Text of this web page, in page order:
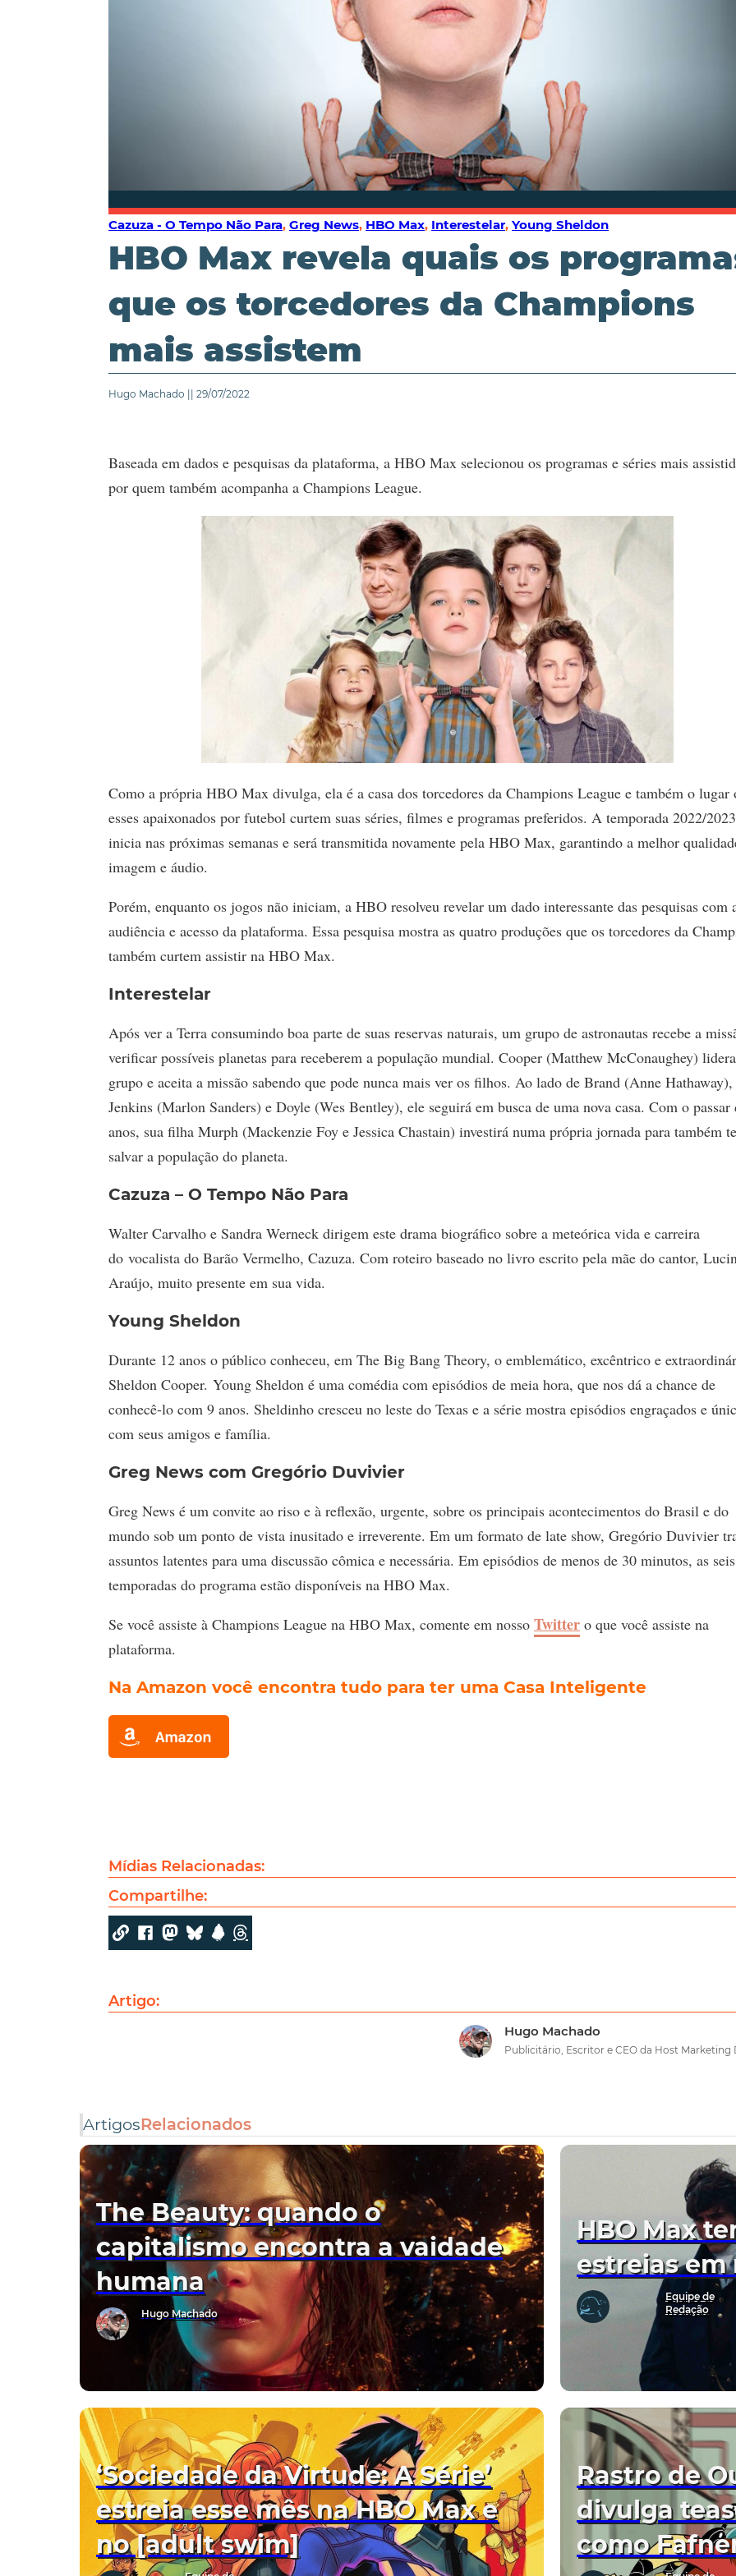
Cazuza - O Tempo Não Para, Greg News, HBO Max, Interestelar, Young Sheldon
HBO Max revela quais os
que os torcedores da Champions
mais assistem
Hugo Machado || 29/07/2022
Baseada em dados e pesquisas da plataforma, a HBO Max selecionou os programas e séries mais
por quem também acompanha a Champions League.
Como a própria HBO Max divulga, ela é a casa dos torcedores da Champions League e também o lugar
esses apaixonados por futebol curtem suas séries, filmes e programas preferidos. A temporada 2022/2023
inicia nas próximas semanas e será transmitida novamente pela HBO Max, garantindo a melhor
imagem e áudio.
Porém, enquanto os jogos não iniciam, a HBO resolveu revelar um dado interessante das pesquisas com
audiência e acesso da plataforma. Essa pesquisa mostra as quatro produções que os torcedores da
também curtem assistir na HBO Max.
Interestelar
Após ver a Terra consumindo boa parte de suas reservas naturais, um grupo de astronautas recebe a
verificar possíveis planetas para receberem a população mundial. Cooper (Matthew McConaughey)
grupo e aceita a missão sabendo que pode nunca mais ver os filhos. Ao lado de Brand (Anne Hathaway),
Jenkins (Marlon Sanders) e Doyle (Wes Bentley), ele seguirá em busca de uma nova casa. Com o passar
anos, sua filha Murph (Mackenzie Foy e Jessica Chastain) investirá numa própria jornada para também
salvar a população do planeta.
Cazuza – O Tempo Não Para
Walter Carvalho e Sandra Werneck dirigem este drama biográfico sobre a meteórica vida e carreira
do vocalista do Barão Vermelho, Cazuza. Com roteiro baseado no livro escrito pela mãe do cantor,
Araújo, muito presente em sua vida.
Young Sheldon
Durante 12 anos o público conheceu, em The Big Bang Theory, o emblemático, excêntrico e
Sheldon Cooper. Young Sheldon é uma comédia com episódios de meia hora, que nos dá a chance de
conhecê-lo com 9 anos. Sheldinho cresceu no leste do Texas e a série mostra episódios engraçados e
com seus amigos e família.
Greg News com Gregório Duvivier
Greg News é um convite ao riso e à reflexão, urgente, sobre os principais acontecimentos do Brasil e do
mundo sob um ponto de vista inusitado e irreverente. Em um formato de late show, Gregório Duvivier
assuntos latentes para uma discussão cômica e necessária. Em episódios de menos de 30 minutos, as seis
temporadas do programa estão disponíveis na HBO Max.
Se você assiste à Champions League na HBO Max, comente em nosso Twitter o que você assiste na
plataforma.
Na Amazon você encontra tudo para ter uma Casa Inteligente
Mídias Relacionadas:
Compartilhe:
Artigo:
Hugo Machado
Publicitário, Escritor e CEO da Host Marketing
ArtigosRelacionados
The Beauty: quando o
capitalismo encontra a vaidade
humana
Hugo Machado
HBO Max
estreias em
Equipe de
Redação
‘Sociedade da Virtude: A Série’
estreia esse mês na HBO Max e
no [adult swim]
Rastro de
divulga
como